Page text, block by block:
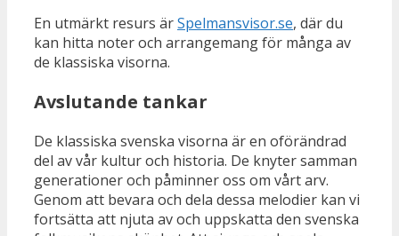
En utmärkt resurs ärSpelmansvisor.se, där du
kan hitta noter och arrangemang för många av
de klassiska visorna.
Avslutande tankar
De klassiska svenska visorna är en oförändrad
del av vår kultur och historia. De knyter samman
generationer och påminner oss om vårt arv.
Genom att bevara och dela dessa melodier kan vi
fortsätta att njuta av och uppskatta den svenska